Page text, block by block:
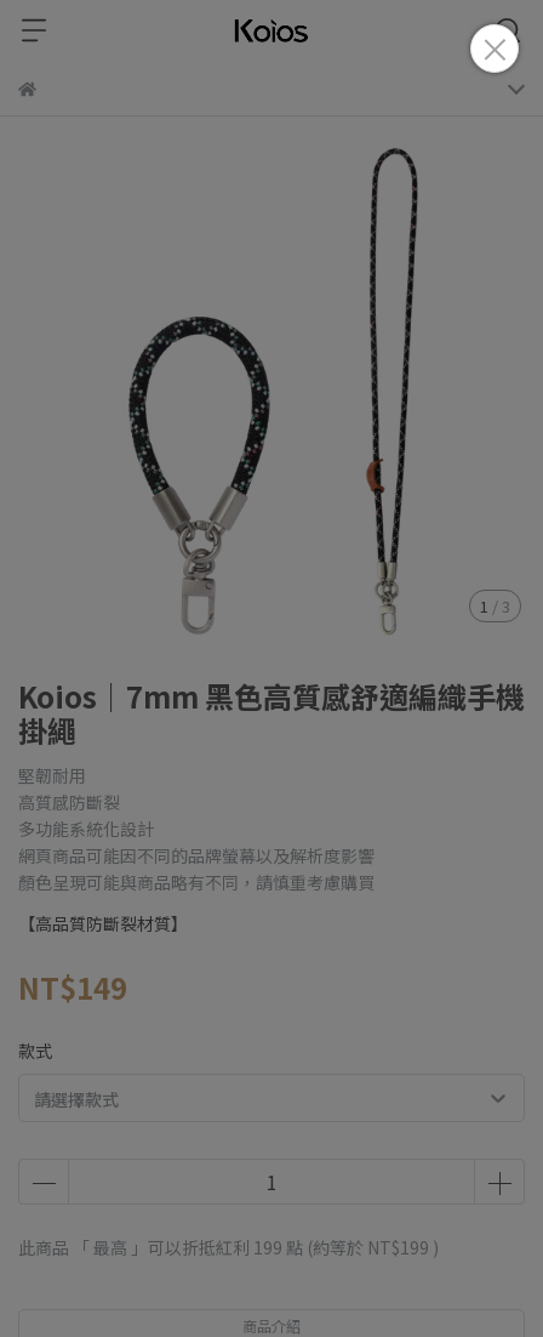
1 / 3
Koios｜7mm 黑色高質感舒適編織手機
掛繩
堅韌耐用
高質感防斷裂
多功能系統化設計
網頁商品可能因不同的品牌螢幕以及解析度影響
顏色呈現可能與商品略有不同，請慎重考慮購買
【高品質防斷裂材質】
NT$149
款式
請選擇款式
此商品 「 最高 」可以折抵紅利 199 點 (約等於 NT$199 )
商品介紹